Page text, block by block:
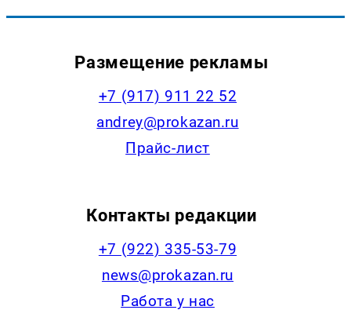
Размещение рекламы
+7 (917) 911 22 52
andrey@prokazan.ru
Прайс-лист
Контакты редакции
+7 (922) 335-53-79
news@prokazan.ru
Работа у нас